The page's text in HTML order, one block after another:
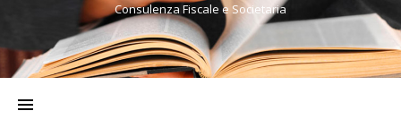
Consulenza Fiscale e Societaria